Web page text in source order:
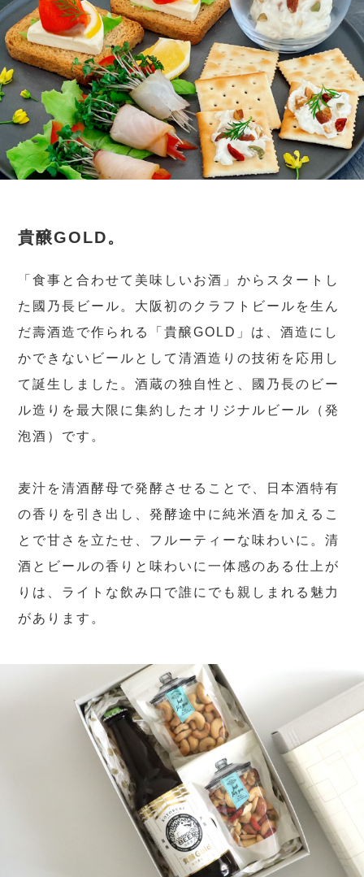
貴醸GOLD。
「食事と合わせて美味しいお酒」からスタートし
た國乃長ビール。大阪初のクラフトビールを生ん
だ壽酒造で作られる「貴醸GOLD」は、酒造にし
かできないビールとして清酒造りの技術を応用し
て誕生しました。酒蔵の独自性と、國乃長のビー
ル造りを最大限に集約したオリジナルビール（発
泡酒）です。
麦汁を清酒酵母で発酵させることで、日本酒特有
の香りを引き出し、発酵途中に純米酒を加えるこ
とで甘さを立たせ、フルーティーな味わいに。清
酒とビールの香りと味わいに一体感のある仕上が
りは、ライトな飲み口で誰にでも親しまれる魅力
があります。